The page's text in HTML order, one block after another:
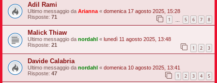
Adil Rami
Ultimo messaggio da Arianna « domenica 17 agosto 2025, 15:28
Risposte: 71 1 5 6 7 8
Malick Thiaw
Ultimo messaggio da nordahl « lunedì 11 agosto 2025, 13:48
Risposte: 21 1 2 3
Davide Calabria
Ultimo messaggio da nordahl « domenica 10 agosto 2025, 13:41
Risposte: 47 1 2 3 4 5